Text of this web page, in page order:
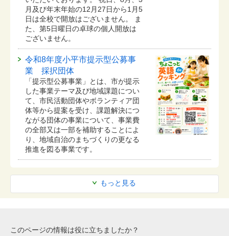
もっと見る
月及び年末年始の12月27日から1月5
日は全校で開放はございません。 ま
た、第5日曜日の卓球の個人開放は
ございません。
令和8年度小平市提示型公募事
業 採択団体
「提示型公募事業」とは、市が提示
した事業テーマ及び地域課題につい
て、市民活動団体やボランティア団
体等から提案を受け、課題解決につ
ながる団体の事業について、事業費
の全部又は一部を補助することによ
り、地域自治のまちづくりの更なる
推進を図る事業です。
このページの情報は役に立ちましたか？